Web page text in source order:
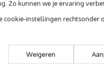
Zo kunnen we je ervaring
cookie-instellingen rechtsonder
Weigeren
waardoor het statief
podium! De basis is gemaakt